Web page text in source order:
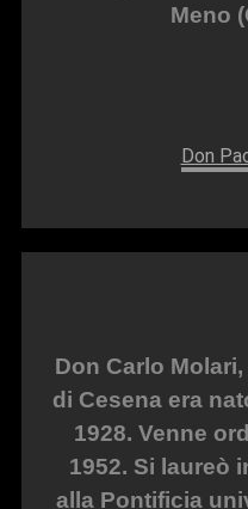
Meno
Don
Don Carlo
di Cesena era
1928. Venne
1952. Si laureò
alla Pontificia